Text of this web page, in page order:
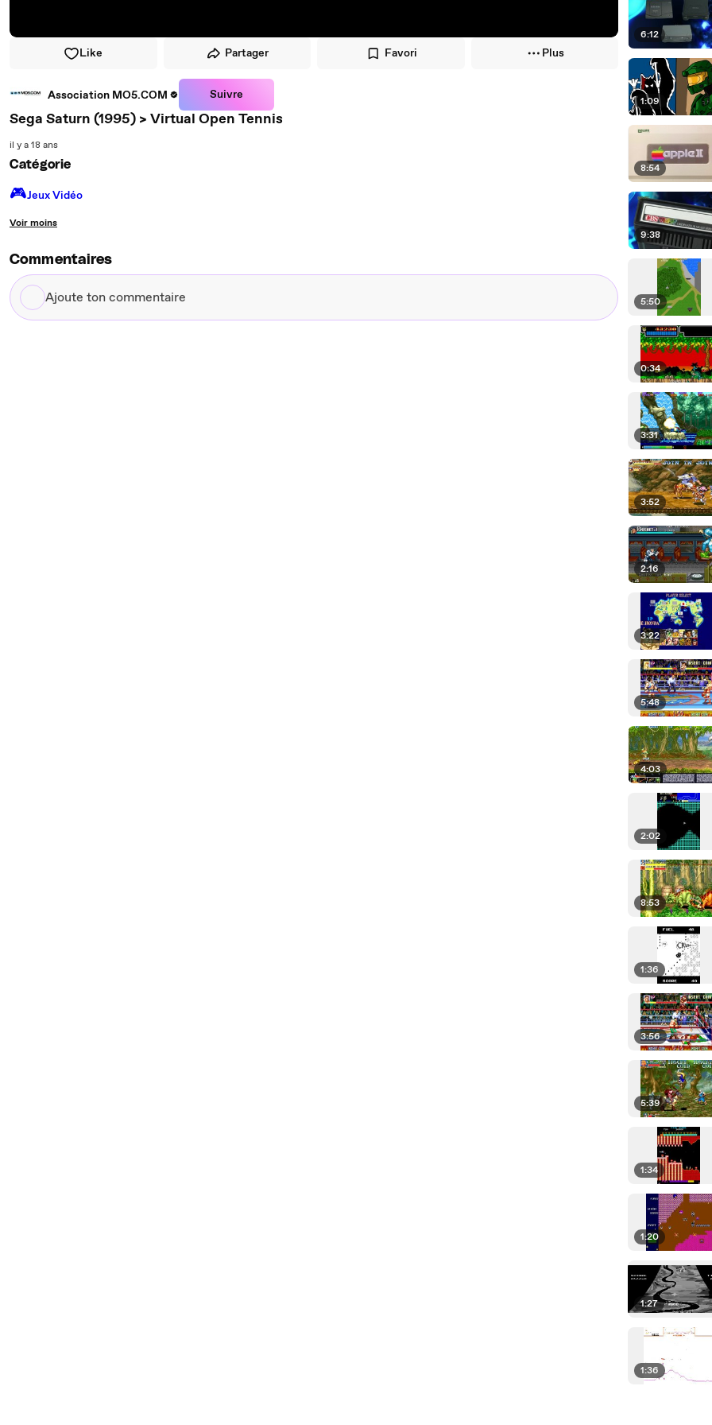
Like Partager Favori Plus
Association MO5.COM Suivre
Sega Saturn (1995) > Virtual Open Tennis
il y a 18 ans
Catégorie
🎮️Jeux Vidéo
Voir moins
Commentaires
Ajoute
ton
6:12
1:09
8:54
9:38
5:50
0:34
3:31
3:52
2:16
3:22
5:48
4:03
2:02
8:53
1:36
3:56
5:39
1:34
1:20
1:27
1:36